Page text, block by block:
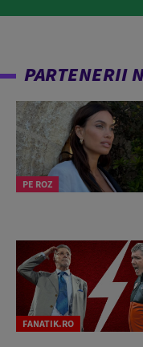
PARTENERII
PE ROZ
FANATIK.RO